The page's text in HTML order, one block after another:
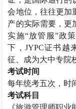
会地位，往往更加
产的实际需要，更
实施“放管服”政
下， JYPC证书越
征、成为大中专院
考试时间
每年统考五次，时
考试科目
《旅游管理师职业